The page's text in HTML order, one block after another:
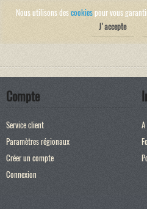
Nous utilisons descookiespour vous
J'accepte
Compte
Service client
Paramètres régionaux
Créer un compte
Connexion